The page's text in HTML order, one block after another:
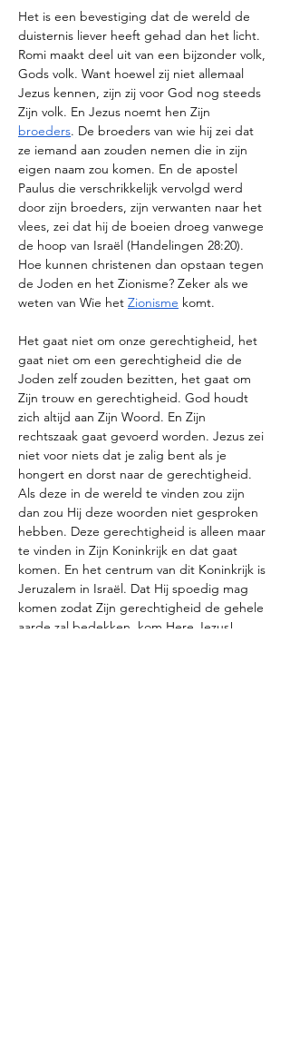
Het is een bevestiging dat de wereld de
duisternis liever heeft gehad dan het licht.
Romi maakt deel uit van een bijzonder volk,
Gods volk. Want hoewel zij niet allemaal
Jezus kennen, zijn zij voor God nog steeds
Zijn volk. En Jezus noemt hen Zijn
broeders. De broeders van wie hij zei dat
ze iemand aan zouden nemen die in zijn
eigen naam zou komen. En de apostel
Paulus die verschrikkelijk vervolgd werd
door zijn broeders, zijn verwanten naar het
vlees, zei dat hij de boeien droeg vanwege
de hoop van Israël (Handelingen 28:20).
Hoe kunnen christenen dan opstaan tegen
de Joden en het Zionisme? Zeker als we
weten van Wie het Zionisme komt.
Het gaat niet om onze gerechtigheid, het
gaat niet om een gerechtigheid die de
Joden zelf zouden bezitten, het gaat om
Zijn trouw en gerechtigheid. God houdt
zich altijd aan Zijn Woord. En Zijn
rechtszaak gaat gevoerd worden. Jezus zei
niet voor niets dat je zalig bent als je
hongert en dorst naar de gerechtigheid.
Als deze in de wereld te vinden zou zijn
dan zou Hij deze woorden niet gesproken
hebben. Deze gerechtigheid is alleen maar
te vinden in Zijn Koninkrijk en dat gaat
komen. En het centrum van dit Koninkrijk is
Jeruzalem in Israël. Dat Hij spoedig mag
komen zodat Zijn gerechtigheid de gehele
aarde zal bedekken, kom Here Jezus!